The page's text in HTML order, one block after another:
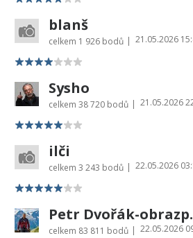
blanš
celkem 1 926 bodů | 21.05.2026
Sysho
celkem 38 720 bodů | 21.05.2026
ilči
celkem 3 243 bodů | 22.05.2026
Petr
celkem 83 811 bodů | 22.05.2026